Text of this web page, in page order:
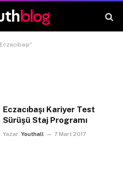
Eczacıbaşı Kariyer Test
Sürüşü Staj Programı
Yazar: Youthall 7 Mart 2017